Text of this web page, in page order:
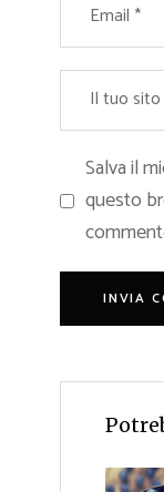
Salva il
questo